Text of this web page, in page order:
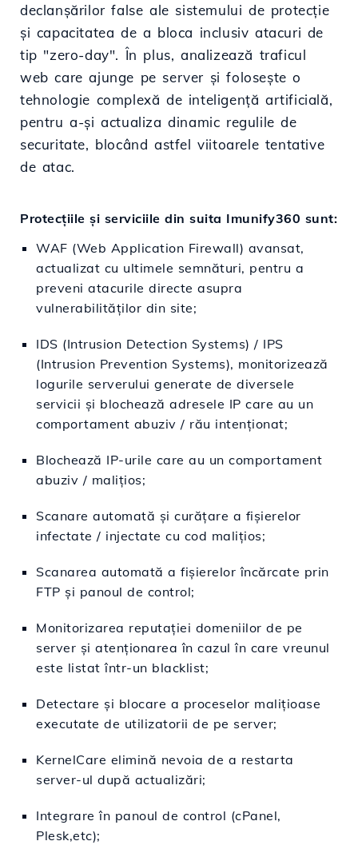
declanșărilor false ale sistemului de protecție
și capacitatea de a bloca inclusiv atacuri de
tip "zero-day". În plus, analizează traficul
web care ajunge pe server și folosește o
tehnologie complexă de inteligență artificială,
pentru a-și actualiza dinamic regulile de
securitate, blocând astfel viitoarele tentative
de atac.
Protecțiile și serviciile din suita Imunify360 sunt:
WAF (Web Application Firewall) avansat,
actualizat cu ultimele semnături, pentru a
preveni atacurile directe asupra
vulnerabilităților din site;
IDS (Intrusion Detection Systems) / IPS
(Intrusion Prevention Systems), monitorizează
logurile serverului generate de diversele
servicii și blochează adresele IP care au un
comportament abuziv / rău intenționat;
Blochează IP-urile care au un comportament
abuziv / malițios;
Scanare automată și curățare a fișierelor
infectate / injectate cu cod malițios;
Scanarea automată a fișierelor încărcate prin
FTP și panoul de control;
Monitorizarea reputației domeniilor de pe
server și atenționarea în cazul în care vreunul
este listat într-un blacklist;
Detectare și blocare a proceselor malițioase
executate de utilizatorii de pe server;
KernelCare elimină nevoia de a restarta
server-ul după actualizări;
Integrare în panoul de control (cPanel,
Plesk,etc);